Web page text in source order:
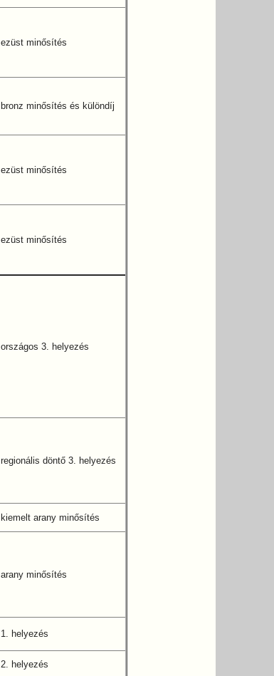
ezüst minősítés
bronz minősítés és különdíj
ezüst minősítés
ezüst minősítés
országos 3. helyezés
regionális döntő 3. helyezés
kiemelt arany minősítés
arany minősítés
1. helyezés
2. helyezés